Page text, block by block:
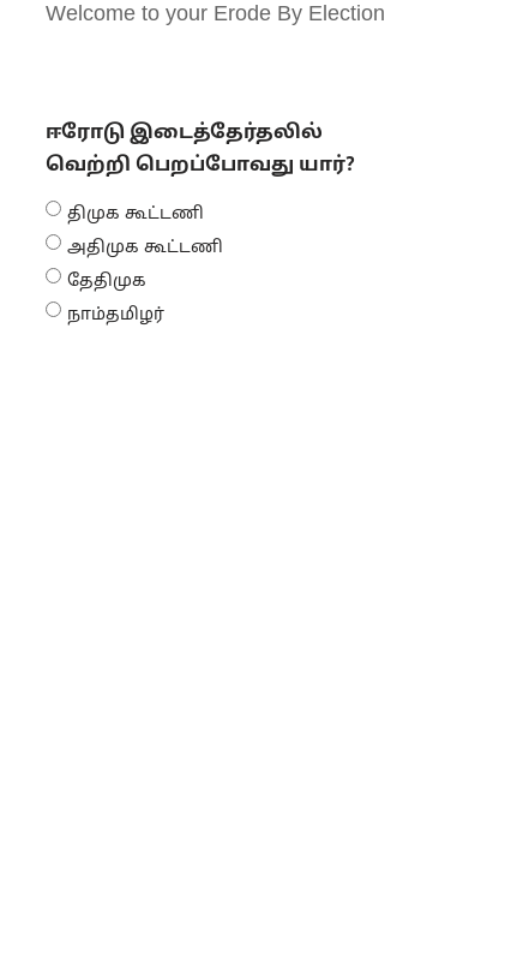
Welcome to your Erode By Election
ஈரோடு இடைத்தேர்தலில்
வெற்றி பெறப்போவது யார்?
திமுக கூட்டணி
அதிமுக கூட்டணி
தேதிமுக
நாம்தமிழர்